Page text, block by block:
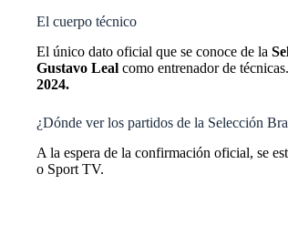
El cuerpo técnico
El único dato oficial que se conoce de la
Gustavo Leal como entrenador de
2024.
¿Dónde ver los partidos de la Selección
A la espera de la confirmación oficial, se
o Sport TV.